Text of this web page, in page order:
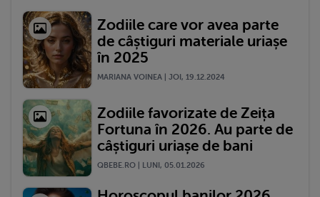
Zodiile care vor avea parte
de câștiguri materiale uriașe
în 2025
MARIANA VOINEA | JOI, 19.12.2024
Zodiile favorizate de Zeița
Fortuna în 2026. Au parte de
câștiguri uriașe de bani
QBEBE.RO | LUNI, 05.01.2026